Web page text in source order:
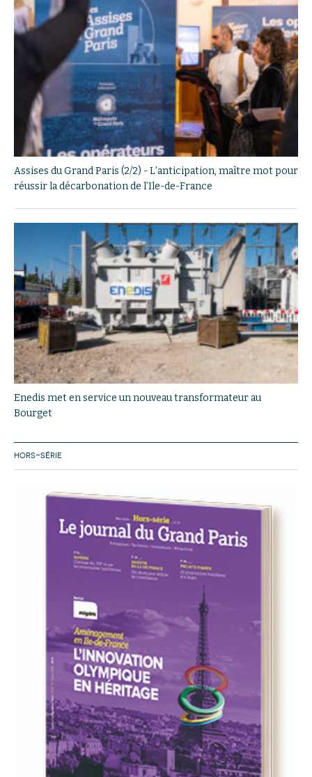
Assises du Grand Paris (2/2) - L’anticipation, maître mot pour
réussir la décarbonation de l’Ile-de-France
Enedis met en service un nouveau transformateur au
Bourget
HORS-SÉRIE